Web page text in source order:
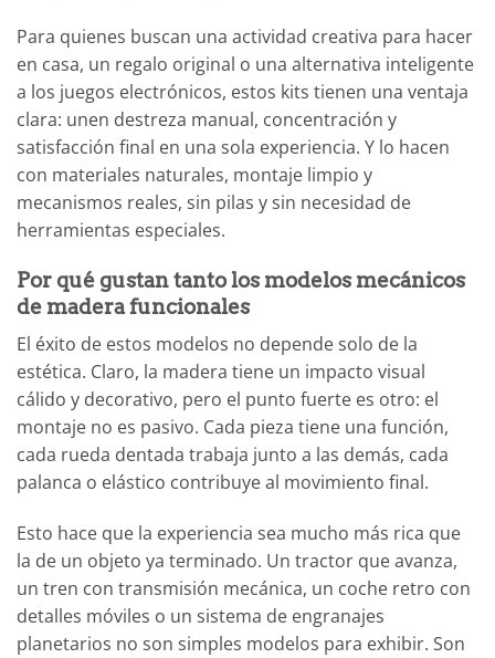
Para quienes buscan una actividad creativa para hacer
en casa, un regalo original o una alternativa inteligente
a los juegos electrónicos, estos kits tienen una ventaja
clara: unen destreza manual, concentración y
satisfacción final en una sola experiencia. Y lo hacen
con materiales naturales, montaje limpio y
mecanismos reales, sin pilas y sin necesidad de
herramientas especiales.
Por qué gustan tanto los modelos mecánicos
de madera funcionales
El éxito de estos modelos no depende solo de la
estética. Claro, la madera tiene un impacto visual
cálido y decorativo, pero el punto fuerte es otro: el
montaje no es pasivo. Cada pieza tiene una función,
cada rueda dentada trabaja junto a las demás, cada
palanca o elástico contribuye al movimiento final.
Esto hace que la experiencia sea mucho más rica que
la de un objeto ya terminado. Un tractor que avanza,
un tren con transmisión mecánica, un coche retro con
detalles móviles o un sistema de engranajes
planetarios no son simples modelos para exhibir. Son